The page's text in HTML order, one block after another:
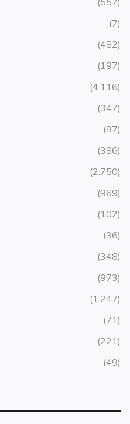
(7)
(482)
(197)
(4.116)
(347)
(97)
(386)
(2.750)
(969)
(102)
(36)
(348)
(973)
(1.247)
(71)
(221)
(49)